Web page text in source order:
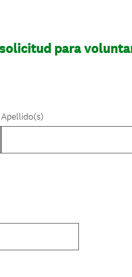
para
Apellido(s)